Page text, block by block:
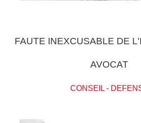
FAUTE INEXCUSABLE DE
AVOCAT
CONSEIL-